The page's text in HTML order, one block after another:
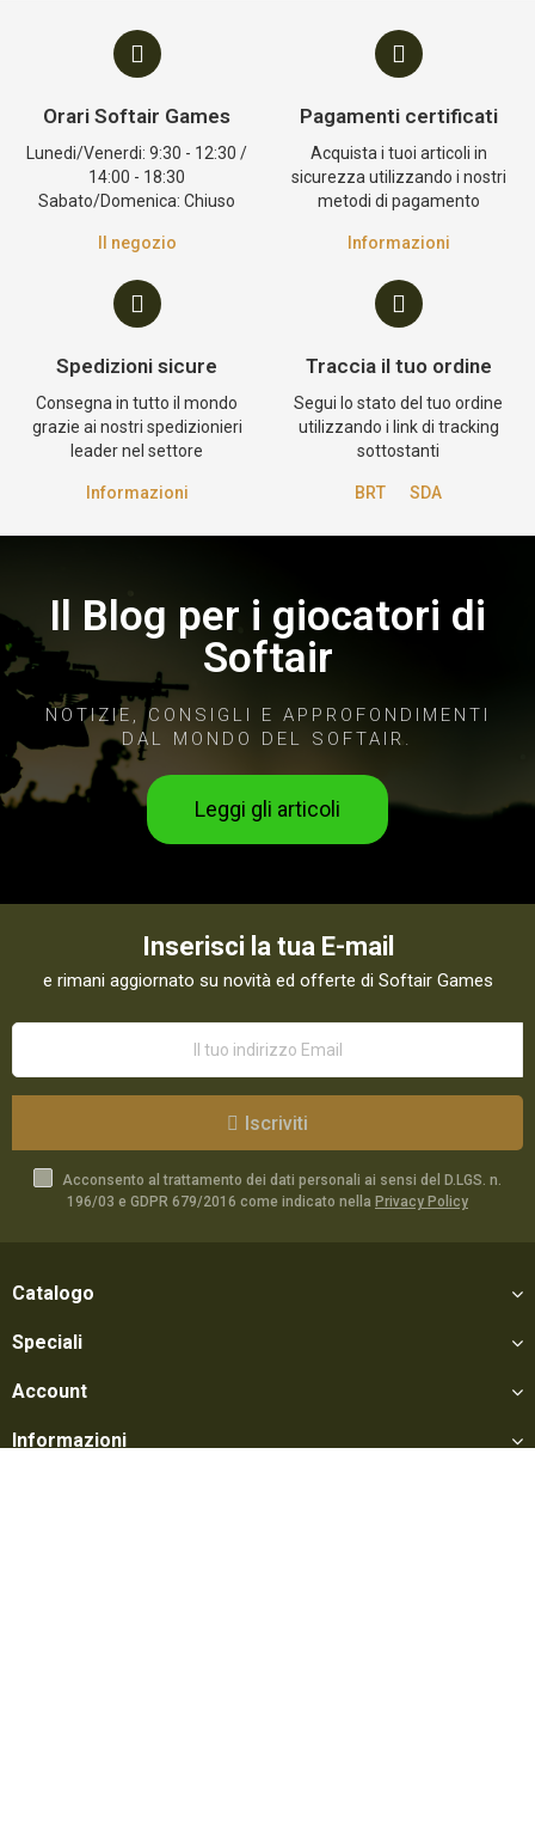
Orari Softair Games
Lunedi/Venerdi: 9:30 - 12:30 /
14:00 - 18:30
Sabato/Domenica: Chiuso
Il negozio
Pagamenti certificati
Acquista i tuoi articoli in
sicurezza utilizzando i nostri
metodi di pagamento
Informazioni
Spedizioni sicure
Consegna in tutto il mondo
grazie ai nostri spedizionieri
leader nel settore
Informazioni
Traccia il tuo ordine
Segui lo stato del tuo ordine
utilizzando i link di tracking
sottostanti
BRT SDA
Il Blog per i giocatori di
Softair
NOTIZIE, CONSIGLI E APPROFONDIMENTI
DAL MONDO DEL SOFTAIR.
Leggi gli articoli
Inserisci la tua E-mail
e rimani aggiornato su novità ed offerte di Softair Games
Iscriviti
Acconsento al trattamento dei dati personali ai sensi del D.LGS. n.
196/03 e GDPR 679/2016 come indicato nella Privacy Policy
Catalogo
Speciali
Account
Informazioni